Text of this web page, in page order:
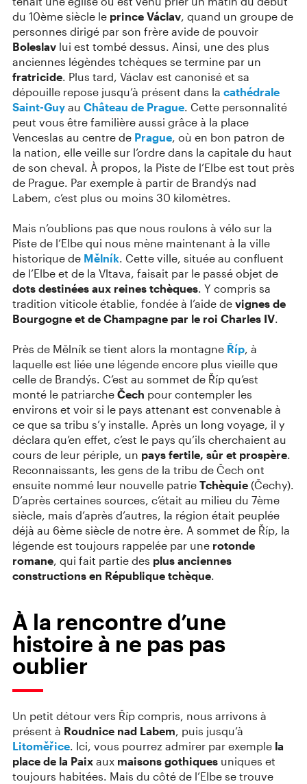
du 10ème siècle le prince Václav, quand un groupe de
personnes dirigé par son frère avide de pouvoir
Boleslav lui est tombé dessus. Ainsi, une des plus
anciennes légèndes tchèques se termine par un
fratricide. Plus tard, Václav est canonisé et sa
dépouille repose jusqu’à présent dans la cathédrale
Saint-Guy au Château de Prague. Cette personnalité
peut vous être familière aussi grâce à la place
Venceslas au centre de Prague, où en bon patron de
la nation, elle veille sur l’ordre dans la capitale du haut
de son cheval. À propos, la Piste de l’Elbe est tout près
de Prague. Par exemple à partir de Brandýs nad
Labem, c’est plus ou moins 30 kilomètres.
Mais n’oublions pas que nous roulons à vélo sur la
Piste de l’Elbe qui nous mène maintenant à la ville
historique de Mělník. Cette ville, située au confluent
de l’Elbe et de la Vltava, faisait par le passé objet de
dots destinées aux reines tchèques. Y compris sa
tradition viticole établie, fondée à l’aide de vignes de
Bourgogne et de Champagne par le roi Charles IV.
Près de Mělník se tient alors la montagne Říp, à
laquelle est liée une légende encore plus vieille que
celle de Brandýs. C’est au sommet de Říp qu’est
monté le patriarche Čech pour contempler les
environs et voir si le pays attenant est convenable à
ce que sa tribu s’y installe. Après un long voyage, il y
déclara qu’en effet, c’est le pays qu’ils cherchaient au
cours de leur périple, un pays fertile, sûr et prospère.
Reconnaissants, les gens de la tribu de Čech ont
ensuite nommé leur nouvelle patrie Tchèquie (Čechy).
D’après certaines sources, c’était au milieu du 7ème
siècle, mais d’après d’autres, la région était peuplée
déjà au 6ème siècle de notre ère. A sommet de Říp, la
légende est toujours rappelée par une rotonde
romane, qui fait partie des plus anciennes
constructions en République tchèque.
À la rencontre d’une
histoire à ne pas pas
oublier
Un petit détour vers Říp compris, nous arrivons à
présent à Roudnice nad Labem, puis jusqu’à
Litoměřice. Ici, vous pourrez admirer par exemple la
place de la Paix aux maisons gothiques uniques et
toujours habitées. Mais du côté de l’Elbe se trouve